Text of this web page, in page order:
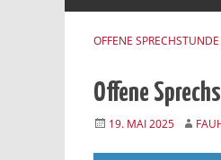
OFFENE SPRECHSTUNDE
Offene
19. MAI 2025